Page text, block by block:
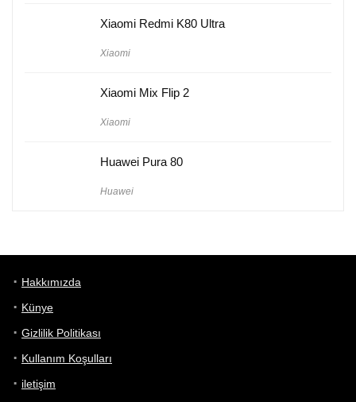
Xiaomi Redmi K80 Ultra
Xiaomi
Xiaomi Mix Flip 2
Xiaomi
Huawei Pura 80
Huawei
Hakkımızda
Künye
Gizlilik Politikası
Kullanım Koşulları
iletişim